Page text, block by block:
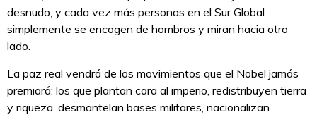
desnudo, y cada vez más personas en el Sur Global
simplemente se encogen de hombros y miran hacia otro
lado.
La paz real vendrá de los movimientos que el Nobel jamás
premiará: los que plantan cara al imperio, redistribuyen tierra
y riqueza, desmantelan bases militares, nacionalizan